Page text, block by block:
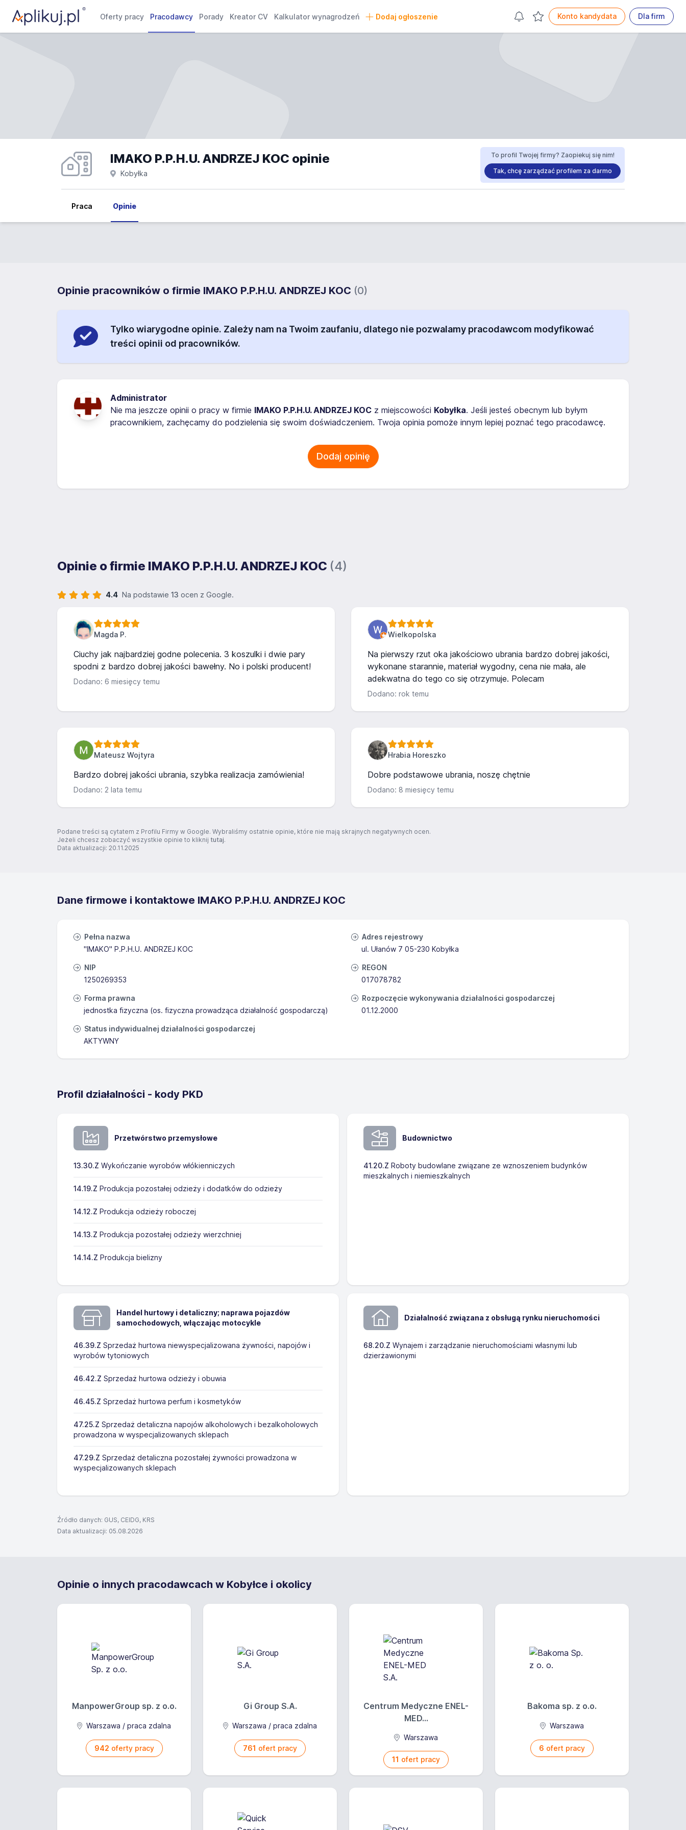
Oferty pracy Pracodawcy Porady Kreator CV Kalkulator wynagrodzeń Dodaj ogłoszenie Konto kandydata Dla firm
IMAKO P.P.H.U. ANDRZEJ KOC opinie
Kobyłka
To profil Twojej firmy? Zaopiekuj się nim!
Tak, chcę zarządzać profilem za darmo
Praca Opinie
Opinie pracowników o firmie IMAKO P.P.H.U. ANDRZEJ KOC (0)
Tylko wiarygodne opinie. Zależy nam na Twoim zaufaniu, dlatego nie pozwalamy pracodawcom modyfikować
treści opinii od pracowników.
Administrator
Nie ma jeszcze opinii o pracy w firmie IMAKO P.P.H.U. ANDRZEJ KOC z miejscowości Kobyłka. Jeśli jesteś obecnym lub byłym
pracownikiem, zachęcamy do podzielenia się swoim doświadczeniem. Twoja opinia pomoże innym lepiej poznać tego pracodawcę.
Dodaj opinię
Opinie o firmie IMAKO P.P.H.U. ANDRZEJ KOC (4)
4.4 Na podstawie 13 ocen z Google.
Magda P.
Ciuchy jak najbardziej godne polecenia. 3 koszulki i dwie pary
spodni z bardzo dobrej jakości bawełny. No i polski producent!
Dodano: 6 miesięcy temu
Wielkopolska
Na pierwszy rzut oka jakościowo ubrania bardzo dobrej jakości,
wykonane starannie, materiał wygodny, cena nie mała, ale
adekwatna do tego co się otrzymuje. Polecam
Dodano: rok temu
Mateusz Wojtyra
Bardzo dobrej jakości ubrania, szybka realizacja zamówienia!
Dodano: 2 lata temu
Hrabia Horeszko
Dobre podstawowe ubrania, noszę chętnie
Dodano: 8 miesięcy temu
Podane treści są cytatem z Profilu Firmy w Google. Wybraliśmy ostatnie opinie, które nie mają skrajnych negatywnych ocen.
Jeżeli chcesz zobaczyć wszystkie opinie to kliknij tutaj.
Data aktualizacji: 20.11.2025
Dane firmowe i kontaktowe IMAKO P.P.H.U. ANDRZEJ KOC
Pełna nazwa
"IMAKO" P.P.H.U. ANDRZEJ KOC
Adres rejestrowy
ul. Ułanów 7 05-230 Kobyłka
NIP
1250269353
REGON
017078782
Forma prawna
jednostka fizyczna (os. fizyczna prowadząca działalność gospodarczą)
Rozpoczęcie wykonywania działalności gospodarczej
01.12.2000
Status indywidualnej działalności gospodarczej
AKTYWNY
Profil działalności - kody PKD
Przetwórstwo przemysłowe
13.30.Z Wykończanie wyrobów włókienniczych
14.19.Z Produkcja pozostałej odzieży i dodatków do odzieży
14.12.Z Produkcja odzieży roboczej
14.13.Z Produkcja pozostałej odzieży wierzchniej
14.14.Z Produkcja bielizny
Budownictwo
41.20.Z Roboty budowlane związane ze wznoszeniem budynków
mieszkalnych i niemieszkalnych
Handel hurtowy i detaliczny; naprawa pojazdów
samochodowych, włączając motocykle
46.39.Z Sprzedaż hurtowa niewyspecjalizowana żywności, napojów i
wyrobów tytoniowych
46.42.Z Sprzedaż hurtowa odzieży i obuwia
46.45.Z Sprzedaż hurtowa perfum i kosmetyków
47.25.Z Sprzedaż detaliczna napojów alkoholowych i bezalkoholowych
prowadzona w wyspecjalizowanych sklepach
47.29.Z Sprzedaż detaliczna pozostałej żywności prowadzona w
wyspecjalizowanych sklepach
Działalność związana z obsługą rynku nieruchomości
68.20.Z Wynajem i zarządzanie nieruchomościami własnymi lub
dzierżawionymi
Źródło danych: GUS, CEIDG, KRS
Data aktualizacji: 05.08.2026
Opinie o innych pracodawcach w Kobyłce i okolicy
ManpowerGroup sp. z o.o.
Warszawa / praca zdalna
942 oferty pracy
Gi Group S.A.
Warszawa / praca zdalna
761 ofert pracy
Centrum Medyczne ENEL-
MED...
Warszawa
11 ofert pracy
Bakoma sp. z o.o.
Warszawa
6 ofert pracy